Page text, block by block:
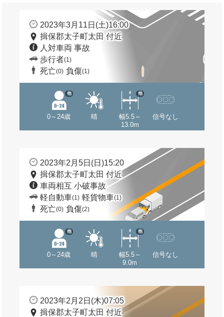
2023年3月11日(土)16:00
揖保郡太子町太田 付近
人対車両 事故
歩行者(1)
死亡(0) 負傷(1)
0～24歳
他
晴
幅5.5～
13.0m
他
信号なし
2023年2月5日(日)15:20
揖保郡太子町太田 付近
車両相互 小破事故
軽自動車(1) 軽貨物車(1)
死亡(0) 負傷(2)
0～24歳
他
晴
幅5.5～
9.0m
他
信号なし
2023年2月2日(木)07:05
揖保郡太子町太田 付近